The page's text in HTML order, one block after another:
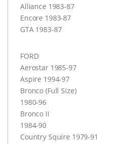
Alliance 1983-87
Encore 1983-87
GTA1983-87
FORD
Aerostar 1985-97
Aspire 1994-97
Bronco (Full Size)
1980-96
Bronco II
1984-90
Country Squire 1979-91